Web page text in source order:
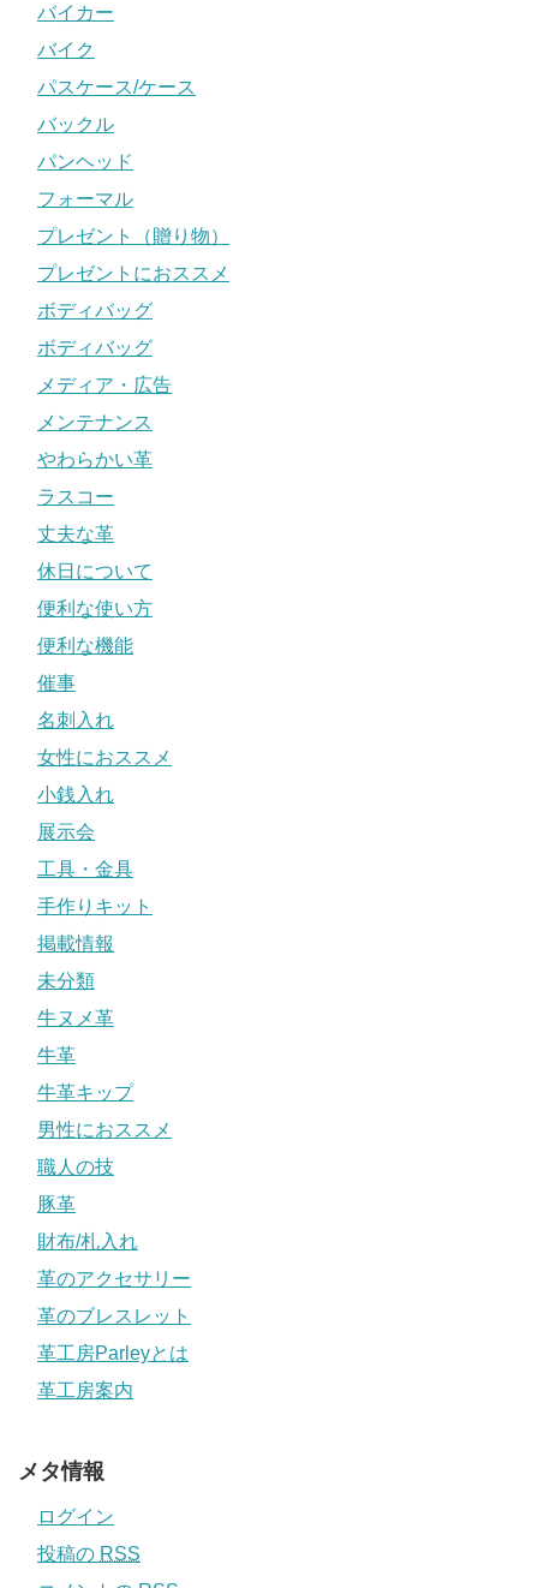
バイカー
バイク
パスケース/ケース
バックル
パンヘッド
フォーマル
プレゼント（贈り物）
プレゼントにおススメ
ボディバッグ
ボディバッグ
メディア・広告
メンテナンス
やわらかい革
ラスコー
丈夫な革
休日について
便利な使い方
便利な機能
催事
名刺入れ
女性におススメ
小銭入れ
展示会
工具・金具
手作りキット
掲載情報
未分類
牛ヌメ革
牛革
牛革キップ
男性におススメ
職人の技
豚革
財布/札入れ
革のアクセサリー
革のブレスレット
革工房Parleyとは
革工房案内
メタ情報
ログイン
投稿の RSS